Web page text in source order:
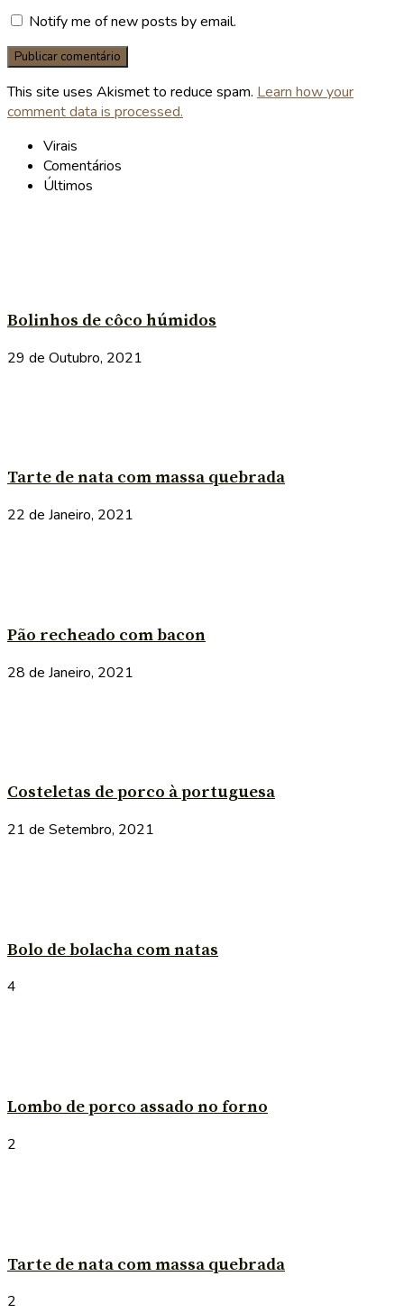
Notify me of new posts by email.
This site uses Akismet to reduce spam. Learn how your
comment data is processed.
Virais
Comentários
Últimos
Bolinhos de côco húmidos
29 de Outubro, 2021
Tarte de nata com massa quebrada
22 de Janeiro, 2021
Pão recheado com bacon
28 de Janeiro, 2021
Costeletas de porco à portuguesa
21 de Setembro, 2021
Bolo de bolacha com natas
4
Lombo de porco assado no forno
2
Tarte de nata com massa quebrada
2